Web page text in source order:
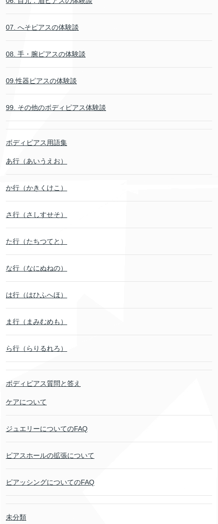
07. へそピアスの体験談
08. 手・腕ピアスの体験談
09.性器ピアスの体験談
99. その他のボディピアス体験談
ボディピアス用語集
あ行（あいうえお）
か行（かきくけこ）
さ行（さしすせそ）
た行（たちつてと）
な行（なにぬねの）
は行（はひふへほ）
ま行（まみむめも）
ら行（らりるれろ）
ボディピアス質問と答え
ケアについて
ジュエリーについてのFAQ
ピアスホールの拡張について
ピアッシングについてのFAQ
未分類